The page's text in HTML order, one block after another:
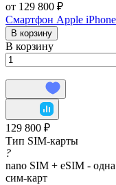
от 129 800 ₽
Смартфон Apple
В корзину
В корзину
129 800 ₽
Тип SIM-карты
?
nano SIM + eSIM -
сим-карт